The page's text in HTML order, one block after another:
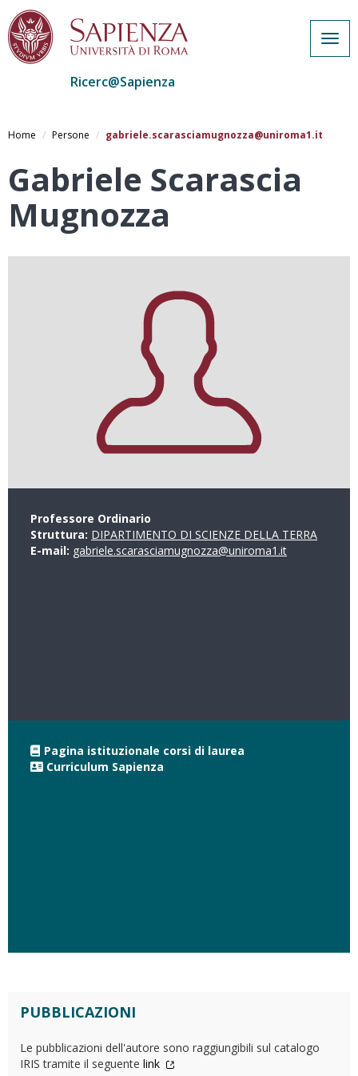
al
Ricerc@Sapienza
Home Persone gabriele.scarasciamugnozza@uniroma1.it
Gabriele Scarascia
Mugnozza
Professore Ordinario
Struttura: DIPARTIMENTO DI SCIENZE DELLA TERRA
E-mail: gabriele.scarasciamugnozza@uniroma1.it
Pagina istituzionale corsi di laurea
Curriculum Sapienza
PUBBLICAZIONI
Le pubblicazioni dell'autore sono raggiungibili sul catalogo
IRIS tramite il seguente link